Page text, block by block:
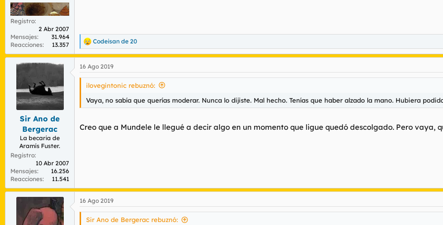
Registro
2 Abr 2007
Mensajes
31.964
Reacciones
13.357
R
e
a
c
c
n
e
:
Codeisan de 20
Sir Ano de
Bergerac
La becaria de
Aramís Fuster.
Registro
10 Abr 2007
Mensajes
16.256
Reacciones
11.541
16 Ago 2019
ilovegintonic rebuznó:
Vaya, no sabía que querías moderar. Nunca lo dijiste. Mal hecho. Tenías que haber alzado la mano. Hubiera
Creo que a Mundele le llegué a decir algo en un momento que ligue quedó descolgado. Pero vaya,
16 Ago 2019
Sir Ano de Bergerac rebuznó: